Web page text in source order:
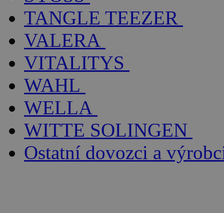
TANGLE TEEZER
VALERA
VITALITYS
WAHL
WELLA
WITTE SOLINGEN
Ostatní dovozci a